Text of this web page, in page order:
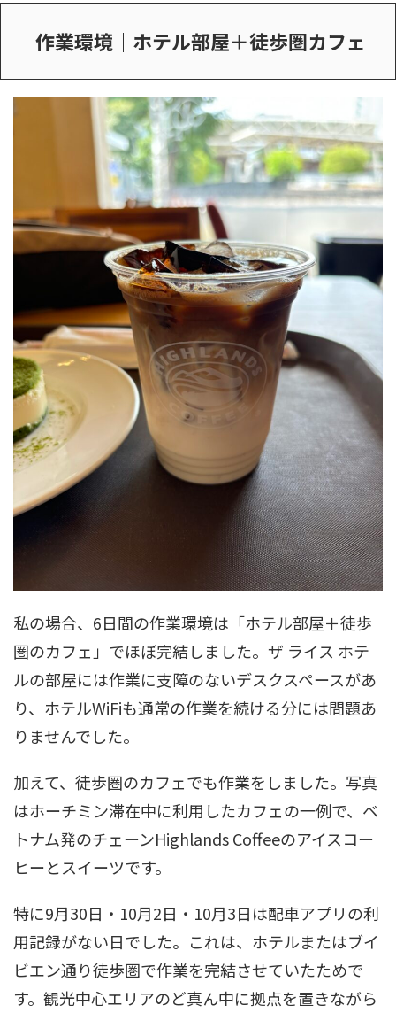
作業環境｜ホテル部屋＋徒歩圏カフェ
私の場合、6日間の作業環境は「ホテル部屋＋徒歩
圏のカフェ」でほぼ完結しました。ザ ライス ホテ
ルの部屋には作業に支障のないデスクスペースがあ
り、ホテルWiFiも通常の作業を続ける分には問題あ
りませんでした。
加えて、徒歩圏のカフェでも作業をしました。写真
はホーチミン滞在中に利用したカフェの一例で、ベ
トナム発のチェーンHighlands Coffeeのアイスコー
ヒーとスイーツです。
特に9月30日・10月2日・10月3日は配車アプリの利
用記録がない日でした。これは、ホテルまたはブイ
ビエン通り徒歩圏で作業を完結させていたためで
す。観光中心エリアのど真ん中に拠点を置きながら